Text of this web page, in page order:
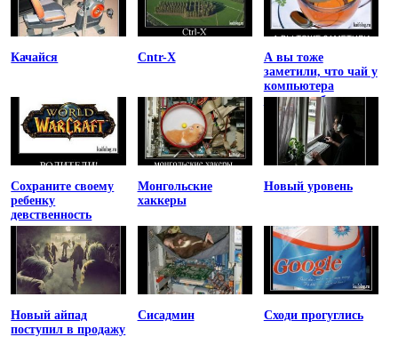
Качайся Cntr-X
А вы тоже
заметили, что чай у
компьютера
остывает быстрее
Сохраните своему
ребенку
девственность
Монгольские
хаккеры
Новый уровень
Новый айпад
поступил в продажу
Сисадмин Сходи прогуглись